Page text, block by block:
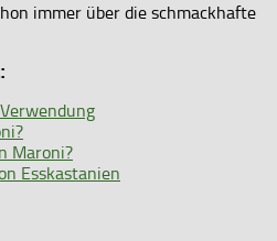
immer über die schmackhafte
Maroni?
Esskastanien